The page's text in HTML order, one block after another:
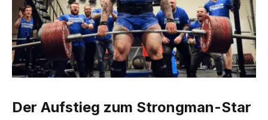
Der Aufstieg zum Strongman-Star